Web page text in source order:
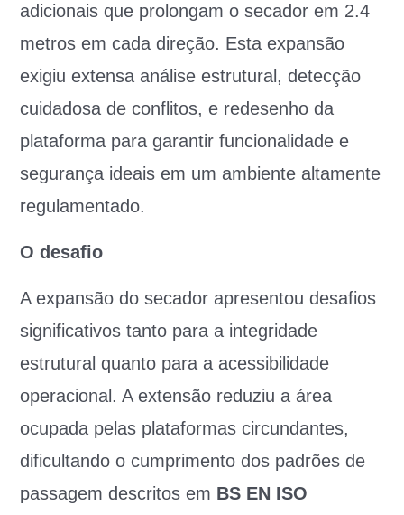
adicionais que prolongam o secador em 2.4
metros em cada direção. Esta expansão
exigiu extensa análise estrutural, detecção
cuidadosa de conflitos, e redesenho da
plataforma para garantir funcionalidade e
segurança ideais em um ambiente altamente
regulamentado.
O desafio
A expansão do secador apresentou desafios
significativos tanto para a integridade
estrutural quanto para a acessibilidade
operacional. A extensão reduziu a área
ocupada pelas plataformas circundantes,
dificultando o cumprimento dos padrões de
passagem descritos em BS EN ISO